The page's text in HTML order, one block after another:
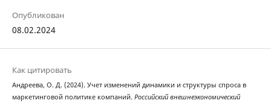
Опубликован
08.02.2024
Как цитировать
Андреева, О. Д. (2024). Учет изменений динамики и структуры спроса в
маркетинговой политике компаний. Российский внешнеэкономический